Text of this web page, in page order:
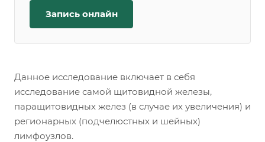
Запись онлайн
Данное исследование включает в себя
исследование самой щитовидной железы,
паращитовидных желез (в случае их увеличения) и
регионарных (подчелюстных и шейных)
лимфоузлов.